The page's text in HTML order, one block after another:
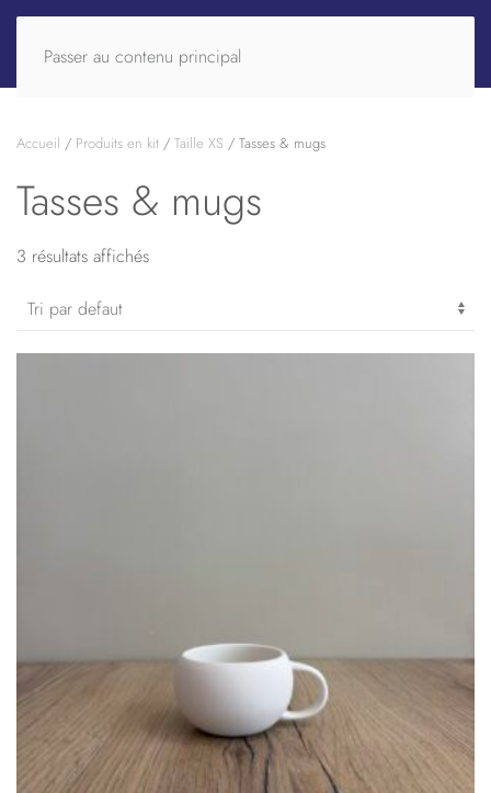
Passer au contenu principal
Accueil / Produits en kit / Taille XS / Tasses & mugs
Tasses & mugs
3 résultats affichés